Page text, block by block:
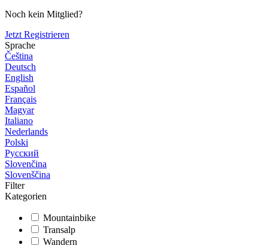
Noch kein Mitglied?
Jetzt Registrieren
Sprache
Čeština
Deutsch
English
Español
Français
Magyar
Italiano
Nederlands
Polski
Русский
Slovenčina
Slovenščina
Filter
Kategorien
Mountainbike
Transalp
Wandern